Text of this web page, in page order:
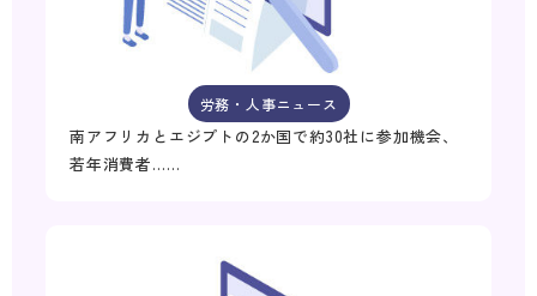
労務・人事ニュース
南アフリカとエジプトの2か国で約30社に参加機会、
若年消費者……